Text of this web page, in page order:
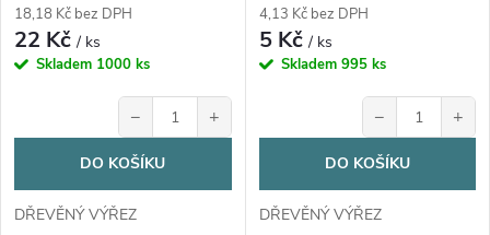
18,18 Kč bez DPH
22 Kč/ ks
Skladem 1000 ks
− +
DO KOŠÍKU
DŘEVĚNÝ VÝŘEZ
4,13 Kč bez DPH
5 Kč/ ks
Skladem 995 ks
− +
DO KOŠÍKU
DŘEVĚNÝ VÝŘEZ